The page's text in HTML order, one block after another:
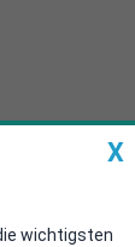
X
wichtigsten